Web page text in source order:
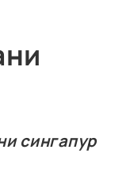
сингапур